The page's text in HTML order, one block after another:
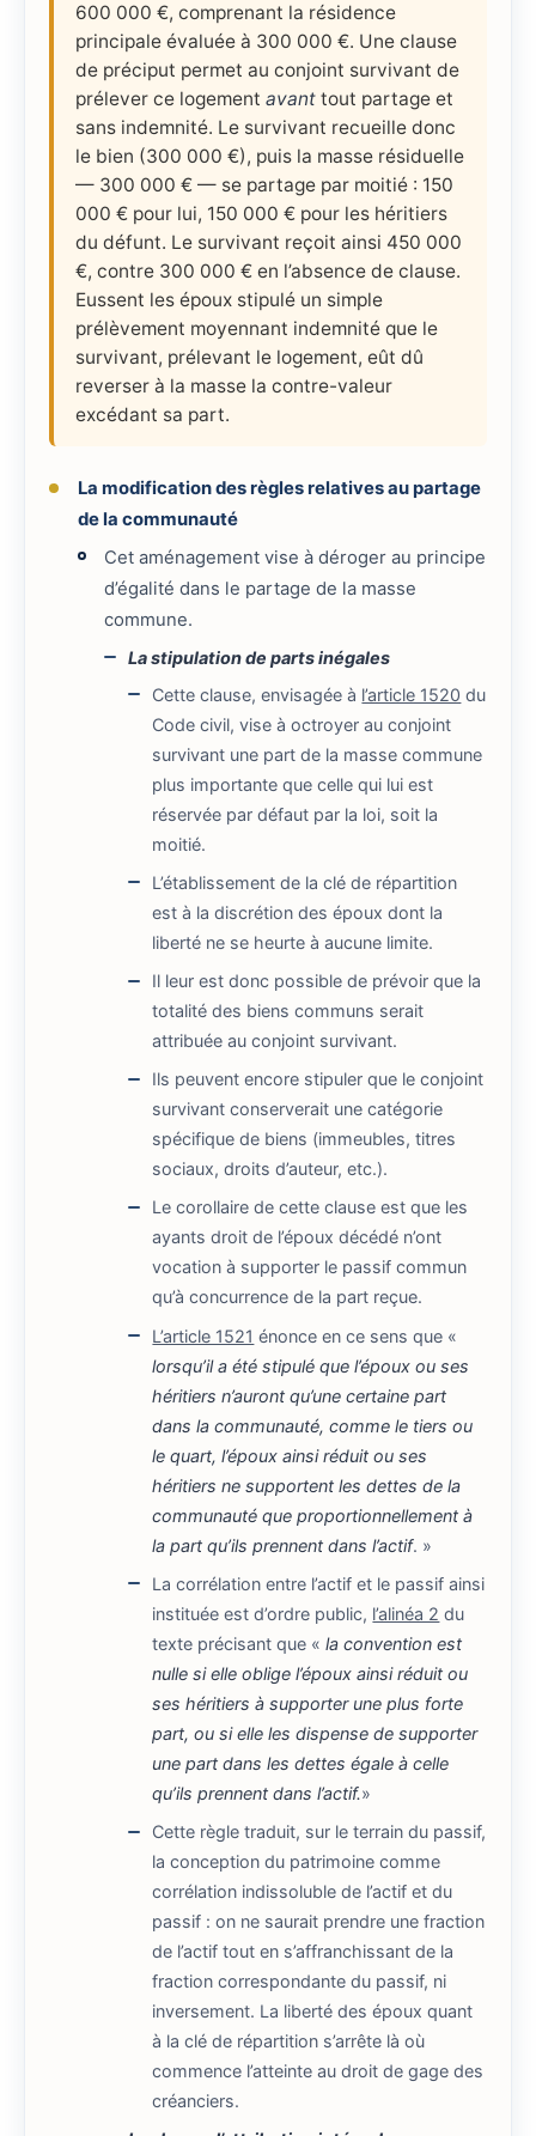
600 000 €, comprenant la résidence
principale évaluée à 300 000 €. Une clause
de préciput permet au conjoint survivant de
prélever ce logement avant tout partage et
sans indemnité. Le survivant recueille donc
le bien (300 000 €), puis la masse résiduelle
— 300 000 € — se partage par moitié : 150
000 € pour lui, 150 000 € pour les héritiers
du défunt. Le survivant reçoit ainsi 450 000
€, contre 300 000 € en l’absence de clause.
Eussent les époux stipulé un simple
prélèvement moyennant indemnité que le
survivant, prélevant le logement, eût dû
reverser à la masse la contre-valeur
excédant sa part.
La modification des règles relatives au partage
de la communauté
Cet aménagement vise à déroger au principe
d’égalité dans le partage de la masse
commune.
La stipulation de parts inégales
Cette clause, envisagée à l’article 1520 du
Code civil, vise à octroyer au conjoint
survivant une part de la masse commune
plus importante que celle qui lui est
réservée par défaut par la loi, soit la
moitié.
L’établissement de la clé de répartition
est à la discrétion des époux dont la
liberté ne se heurte à aucune limite.
Il leur est donc possible de prévoir que la
totalité des biens communs serait
attribuée au conjoint survivant.
Ils peuvent encore stipuler que le conjoint
survivant conserverait une catégorie
spécifique de biens (immeubles, titres
sociaux, droits d’auteur, etc.).
Le corollaire de cette clause est que les
ayants droit de l’époux décédé n’ont
vocation à supporter le passif commun
qu’à concurrence de la part reçue.
L’article 1521 énonce en ce sens que «
lorsqu’il a été stipulé que l’époux ou ses
héritiers n’auront qu’une certaine part
dans la communauté, comme le tiers ou
le quart, l’époux ainsi réduit ou ses
héritiers ne supportent les dettes de la
communauté que proportionnellement à
la part qu’ils prennent dans l’actif. »
La corrélation entre l’actif et le passif ainsi
instituée est d’ordre public, l’alinéa 2 du
texte précisant que «la convention est
nulle si elle oblige l’époux ainsi réduit ou
ses héritiers à supporter une plus forte
part, ou si elle les dispense de supporter
une part dans les dettes égale à celle
qu’ils prennent dans l’actif.»
Cette règle traduit, sur le terrain du passif,
la conception du patrimoine comme
corrélation indissoluble de l’actif et du
passif : on ne saurait prendre une fraction
de l’actif tout en s’affranchissant de la
fraction correspondante du passif, ni
inversement. La liberté des époux quant
à la clé de répartition s’arrête là où
commence l’atteinte au droit de gage des
créanciers.